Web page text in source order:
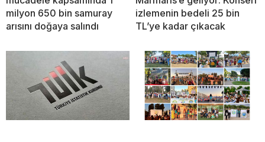
milyon 650 bin samuray
arısını doğaya salındı
izlemenin bedeli 25 bin
TL’ye kadar çıkacak